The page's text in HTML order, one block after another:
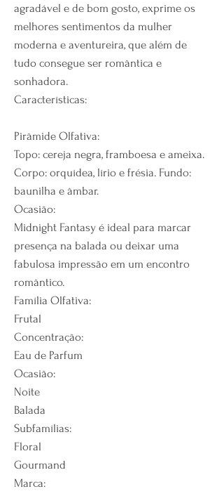
agradável e de bom gosto, exprime os
melhores sentimentos da mulher
moderna e aventureira, que além de
tudo consegue ser romântica e
sonhadora.
Características:
Pirâmide Olfativa:
Topo: cereja negra, framboesa e ameixa.
Corpo: orquídea, lírio e frésia. Fundo:
baunilha e âmbar.
Ocasião:
Midnight Fantasy é ideal para marcar
presença na balada ou deixar uma
fabulosa impressão em um encontro
romântico.
Família Olfativa:
Frutal
Concentração:
Eau de Parfum
Ocasião:
Noite
Balada
Subfamílias:
Floral
Gourmand
Marca: